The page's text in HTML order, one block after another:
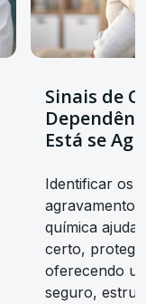
Sinais de
Está se
Identificar os
agravamento
química ajuda
certo,
oferecendo
seguro,